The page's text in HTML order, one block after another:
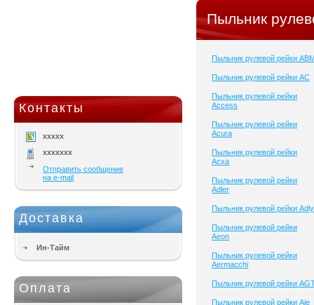
Контакты
xxxxx
xxxxxxx
Отправить сообщение
на e-mail
Доставка
Ин-Тайм
Оплата
Пыльник
Пыльник рулевой рейки
Пыльник рулевой рейки AC
Пыльник рулевой рейки
Access
Пыльник рулевой рейки
Acura
Пыльник рулевой рейки
Acxa
Пыльник рулевой рейки
Adler
Пыльник рулевой рейки Adly
Пыльник рулевой рейки
Aeon
Пыльник рулевой рейки
Aermacchi
Пыльник рулевой рейки
Пыльник рулевой рейки Aie